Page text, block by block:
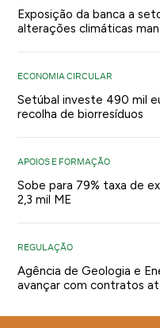
Exposição da banca a
alterações climáticas
ECONOMIA CIRCULAR
Setúbal investe 490 mil
recolha de biorresíduos
APOIOS E FORMAÇÃO
Sobe para 79% taxa de
2,3 mil ME
REGULAÇÃO
Agência de Geologia e
avançar com contratos